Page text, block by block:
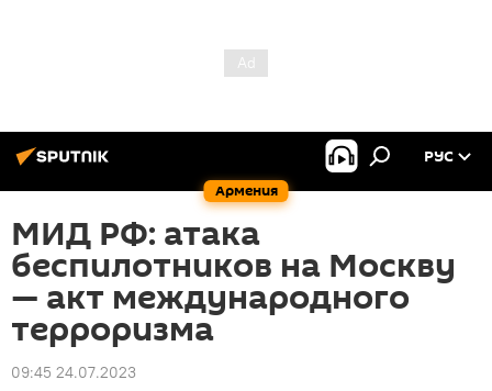
Армения
РУС
МИД РФ: атака
беспилотников на Москву
— акт международного
терроризма
09:45 24.07.2023